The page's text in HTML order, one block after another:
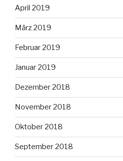
April 2019
März 2019
Februar 2019
Januar 2019
Dezember 2018
November 2018
Oktober 2018
September 2018